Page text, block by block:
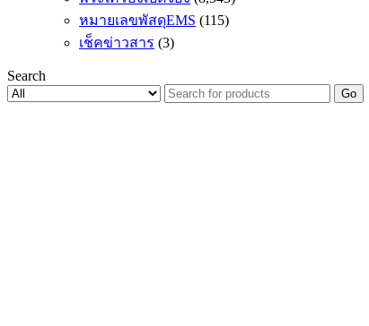
หมายเลขพัสดุEMS (115)
เช็คข่าวสาร (3)
Search
Go